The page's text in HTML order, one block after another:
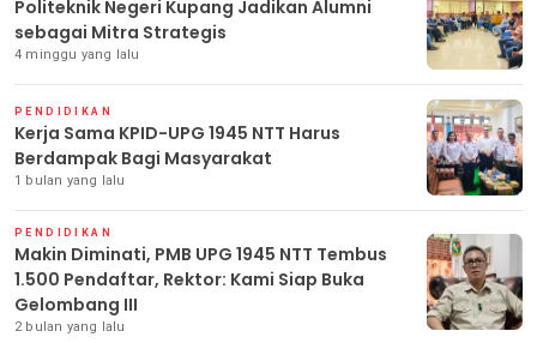
Politeknik Negeri Kupang Jadikan Alumni
sebagai Mitra Strategis
4 minggu yang lalu
PENDIDIKAN
Kerja Sama KPID-UPG 1945 NTT Harus
Berdampak Bagi Masyarakat
1 bulan yang lalu
PENDIDIKAN
Makin Diminati, PMB UPG 1945 NTT Tembus
1.500 Pendaftar, Rektor: Kami Siap Buka
Gelombang III
2 bulan yang lalu